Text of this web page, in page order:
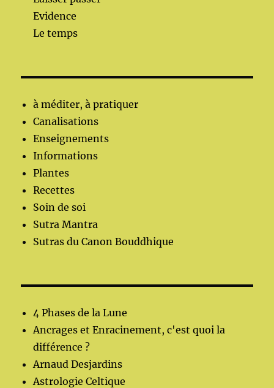
Evidence
Le temps
à méditer, à pratiquer
Canalisations
Enseignements
Informations
Plantes
Recettes
Soin de soi
Sutra Mantra
Sutras du Canon Bouddhique
4 Phases de la Lune
Ancrages et Enracinement, c'est quoi la
différence ?
Arnaud Desjardins
Astrologie Celtique